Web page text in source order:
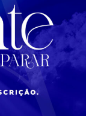
com a